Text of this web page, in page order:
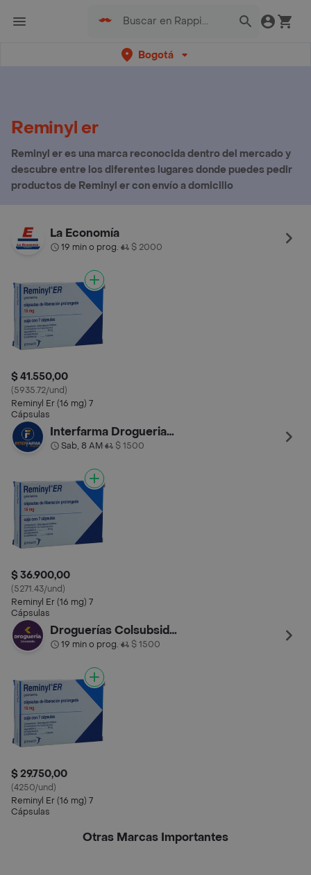
Bogotá
Reminyl er
Reminyl er es una marca reconocida dentro del mercado y
descubre entre los diferentes lugares donde puedes pedir
productos de Reminyl er con envío a domicilio
La Economía
19 min o prog.• $ 2000
$ 41.550,00
(5935.72/und)
Reminyl Er (16 mg) 7
Cápsulas
Interfarma Droguerias Chico
Sab, 8 AM• $ 1500
$ 36.900,00
(5271.43/und)
Reminyl Er (16 mg) 7
Cápsulas
Droguerías Colsubsidio
19 min o prog.• $ 1500
$ 29.750,00
(4250/und)
Reminyl Er (16 mg) 7
Cápsulas
Otras Marcas Importantes